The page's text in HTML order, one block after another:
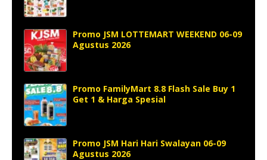
Promo JSM LOTTEMART WEEKEND 06-09
Agustus 2026
Promo FamilyMart 8.8 Flash Sale Buy 1
Get 1 & Harga Spesial
Promo JSM Hari Hari Swalayan 06-09
Agustus 2026